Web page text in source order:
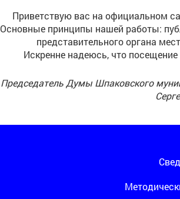
Приветствую вас на официальном
Основные принципы нашей работы:
представительного органа
Искренне надеюсь, что
Председатель Думы Шпаковского